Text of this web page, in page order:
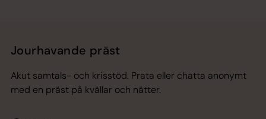
Jourhavande präst
Akut samtals- och krisstöd. Prata eller chatta anonymt
med en präst på kvällar och nätter.